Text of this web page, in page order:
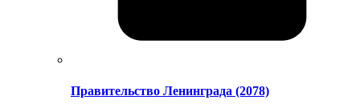
Правительство Ленинграда (2078)